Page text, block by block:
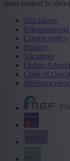
ruim aanbod hr-
Disclaimer
Cookie policy
Privacy
Vacatures
Online
Code of